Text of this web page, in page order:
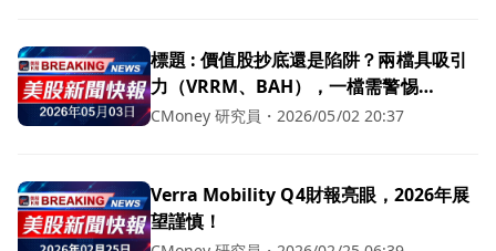
標題 : 價值股抄底還是陷阱？兩檔具吸引
力（VRRM、BAH），一檔需警惕
（DBX）
CMoney 研究員 ・ 2026/05/02 20:37
Verra Mobility Q4財報亮眼，2026年展
望謹慎！